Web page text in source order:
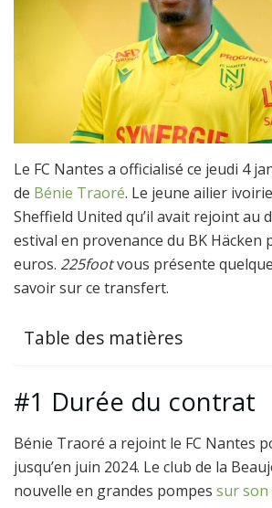
Le FC Nantes a officialisé ce jeudi 4
de Bénie Traoré. Le jeune ailier
Sheffield United qu’il avait rejoint au
estival en provenance du BK Häcken
euros. 225footvous présente
savoir sur ce transfert.
Table des matières
#1 Durée du contrat
Bénie Traoré a rejoint le FC Nantes
jusqu’en juin 2024. Le club de la
nouvelle en grandes pompes sur son